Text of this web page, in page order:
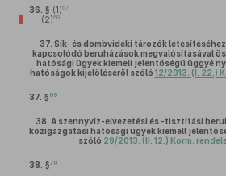
36. § (1)67
(2)68
37. Sík- és dombvidéki tározók
kapcsolódó beruházások megvalósításával
hatósági ügyek kiemelt jelentőségű üggyé
hatóságok kijelöléséről szóló 12/2013. (I. 22.)
37. § 69
38. A szennyvíz-elvezetési és -tisztítási
közigazgatási hatósági ügyek kiemelt
szóló 29/2013. (II. 12.) Korm.
38. §70